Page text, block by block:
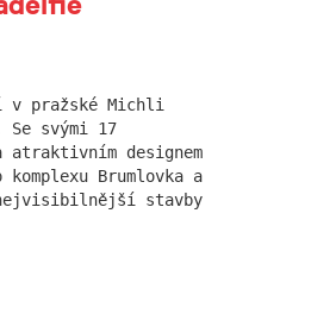
pražské Michli
svými 17
atraktivním designem
Brumlovka a
stavby